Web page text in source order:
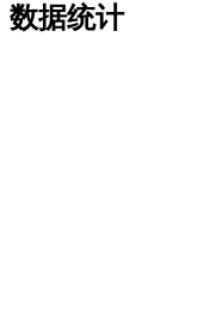
数据统计